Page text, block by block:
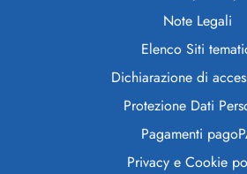
Note Legali
Elenco Siti
Dichiarazione di
Protezione Dati
Pagamenti
Privacy e Cookie